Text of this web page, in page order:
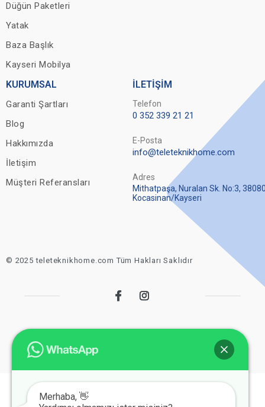
Düğün Paketleri
Yatak
Baza Başlık
Kayseri Mobilya
KURUMSAL
Garanti Şartları
Blog
Hakkımızda
İletişim
Müşteri Referansları
İLETİŞİM
Telefon
0 352 339 21 21
E-Posta
info@teleteknikhome.com
Adres
Mithatpaşa, Nuralan Sk. No:3,
Kocasinan/Kayseri
© 2025 teleteknikhome.com Tüm Hakları Saklıdır
Merhaba, 👋